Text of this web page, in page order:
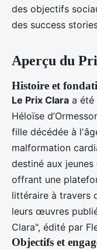
des objectifs
des success
Aperçu du
Histoire et
Le Prix Clara a été
Héloïse
fille décédée à
malformation
destiné aux jeunes
offrant une
littéraire à travers
leurs œuvres
Clara", édité par
Objectifs et